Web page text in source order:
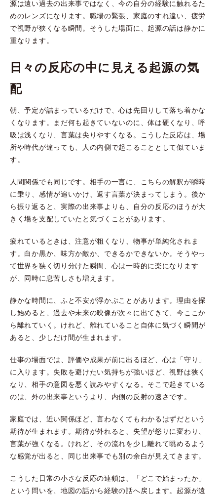
源は遠い過去の出来事ではなく、今の自分の経験に触れるた
めのレンズになります。職場の緊張、家庭のすれ違い、疲労
で視野が狭くなる瞬間。そうした場面に、起源の話は静かに
重なります。
日々の反応の中に見える起源の気
配
朝、予定が詰まっているだけで、心は先回りして落ち着かな
くなります。まだ何も起きていないのに、体は硬くなり、呼
吸は浅くなり、言葉は尖りやすくなる。こうした反応は、場
所や時代が違っても、人の内側で起こることとして似ていま
す。
人間関係でも同じです。相手の一言に、こちらの解釈が瞬時
に乗り、感情が追いかけ、返す言葉が決まってしまう。後か
ら振り返ると、実際の出来事よりも、自分の反応のほうが大
きく場を支配していたと気づくことがあります。
疲れているときは、注意が粗くなり、物事が単純化されま
す。白か黒か、味方か敵か、できるかできないか。そうやっ
て世界を狭く切り分けた瞬間、心は一時的に楽になります
が、同時に息苦しさも増えます。
静かな時間に、ふと不安が浮かぶことがあります。理由を探
し始めると、過去や未来の映像が次々に出てきて、今ここか
ら離れていく。けれど、離れていること自体に気づく瞬間が
あると、少しだけ間が生まれます。
仕事の場面では、評価や成果が前に出るほど、心は「守り」
に入ります。失敗を避けたい気持ちが強いほど、視野は狭く
なり、相手の意図を悪く読みやすくなる。そこで起きている
のは、外の出来事というより、内側の反射の速さです。
家庭では、近い関係ほど、言わなくてもわかるはずだという
期待が生まれます。期待が外れると、失望が怒りに変わり、
言葉が強くなる。けれど、その流れを少し離れて眺めるよう
な感覚が出ると、同じ出来事でも別の余白が見えてきます。
こうした日常の小さな反応の連鎖は、「どこで始まったか」
という問いを、地図の話から経験の話へ戻します。起源が遠